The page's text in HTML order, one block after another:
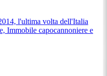
Da 9 anni sono in
un Mondiale, è
per il gruppo che
l'ultima volta dell'Italia
Immobile capocannoniere e